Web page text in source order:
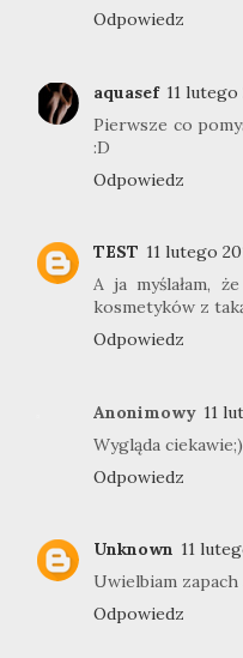
Odpowiedz
aquasef 11 lutego
Pierwsze co
:D
Odpowiedz
TEST 11 lutego
A ja myślałam,
kosmetyków z
Odpowiedz
Anonimowy 11
Wygląda ciekawie;)
Odpowiedz
Unknown 11
Uwielbiam zapach
Odpowiedz